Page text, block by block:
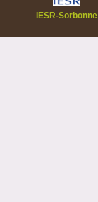
IESR-Sorbonne